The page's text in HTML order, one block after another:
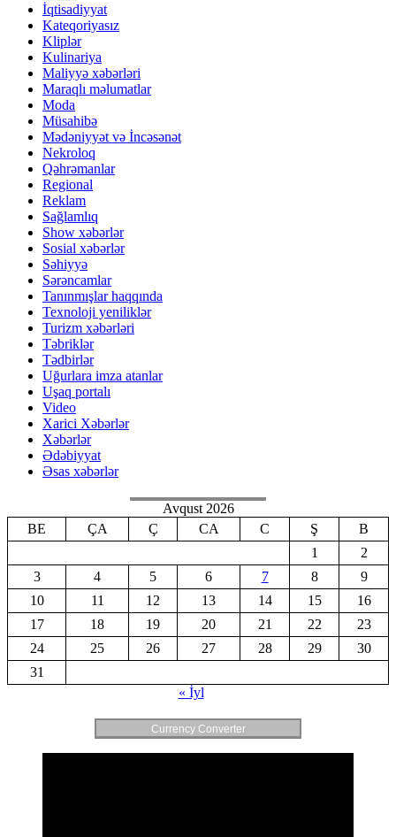
İqtisadiyyat
Kateqoriyasız
Kliplər
Kulinariya
Maliyyə xəbərləri
Maraqlı məlumatlar
Moda
Müsahibə
Mədəniyyət və İncəsənət
Nekroloq
Qəhrəmanlar
Regional
Reklam
Sağlamlıq
Show xəbərlər
Sosial xəbərlər
Səhiyyə
Sərəncamlar
Tanınmışlar haqqında
Texnoloji yeniliklər
Turizm xəbərləri
Təbriklər
Tədbirlər
Uğurlara imza atanlar
Uşaq portalı
Video
Xarici Xəbərlər
Xəbərlər
Ədəbiyyat
Əsas xəbərlər
Avqust 2026
BE
ÇA Ç CA C Ş
B
1
2
3
4 5 6 7 8
9
10
11 12 13 14 15
16
17
18 19 20 21 22
23
24
25 26 27 28 29
30
31
« İyl
Currency Converter